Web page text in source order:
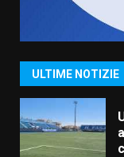
ULTIME NOTIZIE
1